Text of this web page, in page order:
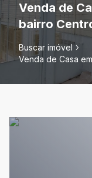
Venda de
bairro
Buscar imóvel
Venda de Casa